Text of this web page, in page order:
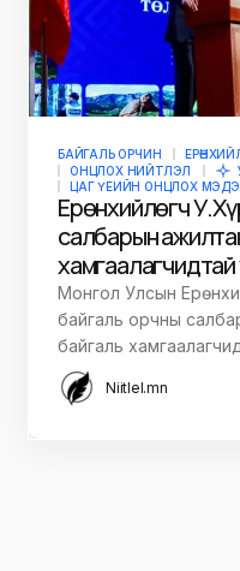
БАЙГАЛЬ ОРЧИН
ОНЦЛОХ НИЙТЛЭЛ
ЦАГ ҮЕИЙН ОНЦЛОХ
Ерөнхийлөгч
салбарын
Монгол Улсын
байгаль орчны
байгаль
Niitlel.mn